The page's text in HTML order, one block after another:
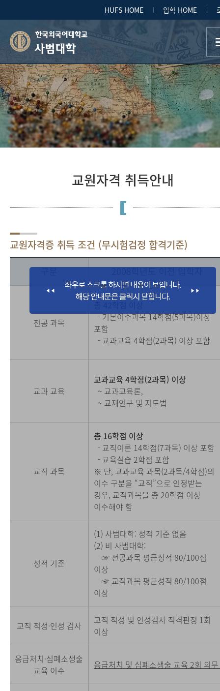
HUFS HOME 입학 HOME
사범대학
교원자격 취득안내
교원자격증 취득 조건 (무시험검정 합격기준)
구분 2008학년도 이전 입학자
전공 과목
- 기본이수과목 14학점(5과목)이상
포함
- 교과교육 4학점(2과목) 이상 포함
교과 교육
교과교육 4학점(2과목) 이상
~ 교과교육론,
~ 교재연구 및 지도법
교직 과목
총 16학점 이상
- 교직이론 14학점(7과목) 이상 포함
- 교육실습 2학점 포함
※ 단, 교과교육 과목(2과목/4학점)의
이수 구분을 “교직”으로 인정받는
경우, 교직과목을 총 20학점 이상
이수해야 함
성적 기준
(1) 사범대학: 성적 기준 없음
(2) 비 사범대학:
☞ 전공과목 평균성적 80/100점
이상
☞ 교직과목 평균성적 80/100점
이상
교직 적성·인성 검사
교직 적성 및 인성검사 적격판정 1회
이상
응급처치·심폐소생술
교육 이수
응급처치 및 심폐소생술 교육 2회 의